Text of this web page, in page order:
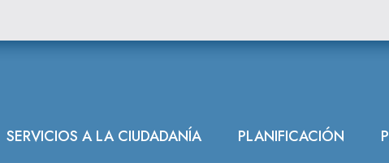
SERVICIOS A LA CIUDADANÍA PLANIFICACIÓN